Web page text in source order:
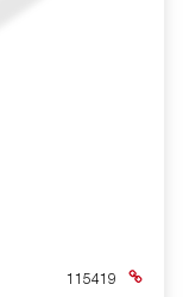
115419